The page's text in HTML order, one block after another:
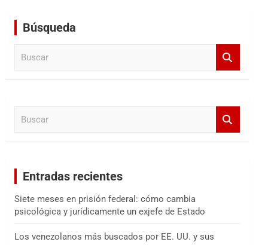
Búsqueda
Entradas recientes
Siete meses en prisión federal: cómo cambia
psicológica y jurídicamente un exjefe de Estado
Los venezolanos más buscados por EE. UU. y sus